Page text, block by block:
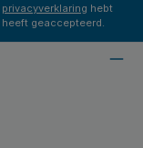
privacyverklaring hebt
heeft geaccepteerd.